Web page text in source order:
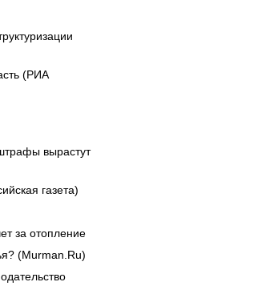
(РИА
вырастут
газета)
за отопление
(Murman.Ru)